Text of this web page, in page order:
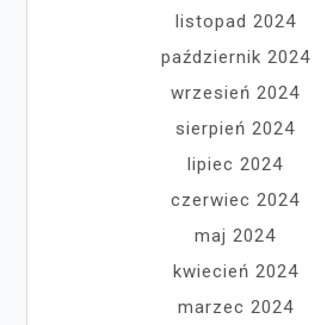
listopad 2024
październik 2024
wrzesień 2024
sierpień 2024
lipiec 2024
czerwiec 2024
maj 2024
kwiecień 2024
marzec 2024